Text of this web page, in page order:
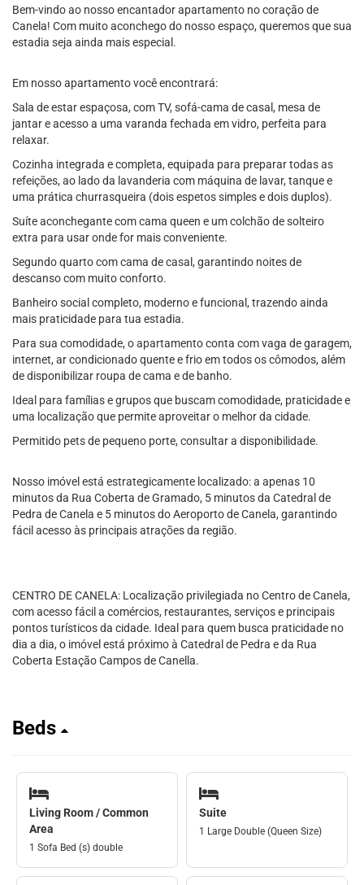
Bem-vindo ao nosso encantador apartamento no coração de
Canela! Com muito aconchego do nosso espaço, queremos que sua
estadia seja ainda mais especial.
Em nosso apartamento você encontrará:
Sala de estar espaçosa, com TV, sofá-cama de casal, mesa de
jantar e acesso a uma varanda fechada em vidro, perfeita para
relaxar.
Cozinha integrada e completa, equipada para preparar todas as
refeições, ao lado da lavanderia com máquina de lavar, tanque e
uma prática churrasqueira (dois espetos simples e dois duplos).
Suíte aconchegante com cama queen e um colchão de solteiro
extra para usar onde for mais conveniente.
Segundo quarto com cama de casal, garantindo noites de
descanso com muito conforto.
Banheiro social completo, moderno e funcional, trazendo ainda
mais praticidade para tua estadia.
Para sua comodidade, o apartamento conta com vaga de garagem,
internet, ar condicionado quente e frio em todos os cômodos, além
de disponibilizar roupa de cama e de banho.
Ideal para famílias e grupos que buscam comodidade, praticidade e
uma localização que permite aproveitar o melhor da cidade.
Permitido pets de pequeno porte, consultar a disponibilidade.
Nosso imóvel está estrategicamente localizado: a apenas 10
minutos da Rua Coberta de Gramado, 5 minutos da Catedral de
Pedra de Canela e 5 minutos do Aeroporto de Canela, garantindo
fácil acesso às principais atrações da região.
CENTRO DE CANELA: Localização privilegiada no Centro de Canela,
com acesso fácil a comércios, restaurantes, serviços e principais
pontos turísticos da cidade. Ideal para quem busca praticidade no
dia a dia, o imóvel está próximo à Catedral de Pedra e da Rua
Coberta Estação Campos de Canella.
Beds
Living Room / Common
Area
1 Sofa Bed (s) double
Suite
1 Large Double (Queen Size)